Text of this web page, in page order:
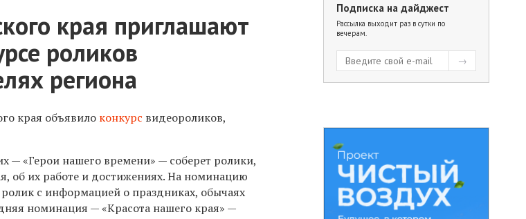
края приглашают
роликов
региона
края объявило конкурс видеороликов,
— «Герои нашего времени» — соберет ролики,
об их работе и достижениях. На номинацию
с информацией о праздниках, обычаях
номинация — «Красота нашего края» —
Подписка на дайджест
Рассылка выходит раз в сутки по
вечерам.